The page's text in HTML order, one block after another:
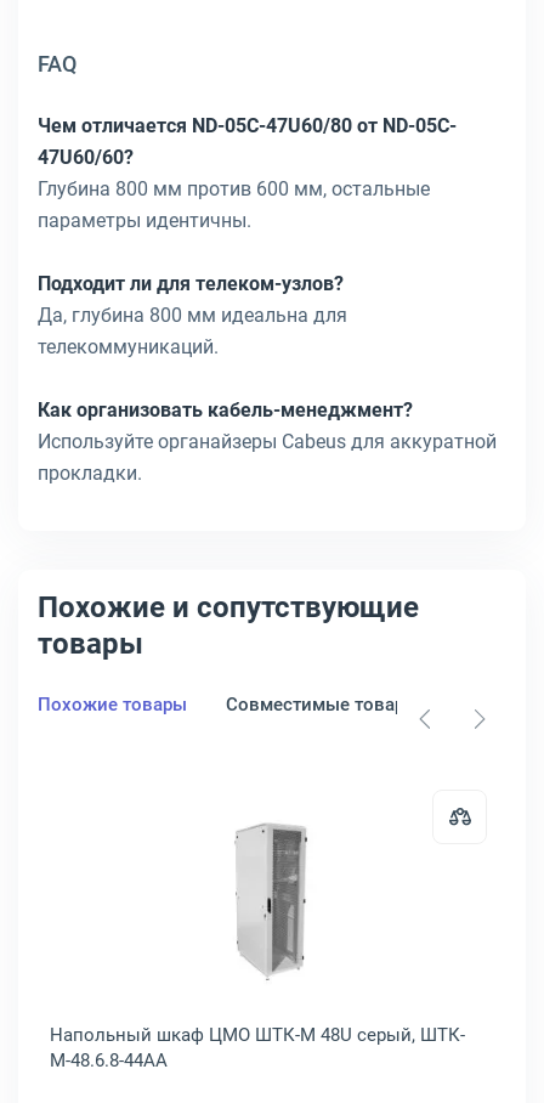
FAQ
Чем отличается ND-05C-47U60/80 от ND-05C-
47U60/60?
Глубина 800 мм против 600 мм, остальные
параметры идентичны.
Подходит ли для телеком-узлов?
Да, глубина 800 мм идеальна для
телекоммуникаций.
Как организовать кабель-менеджмент?
Используйте органайзеры Cabeus для аккуратной
прокладки.
Похожие и сопутствующие
товары
Похожие товары Совместимые товары
шкаф ЦМО ШТК-ЭКОНОМ 48U серый, ШТК-Э-48.6.10-13АА
Открыть товар: Напольный
Напольный шкаф ЦМО ШТК-М 48U серый, ШТК-
М-48.6.8-44АА